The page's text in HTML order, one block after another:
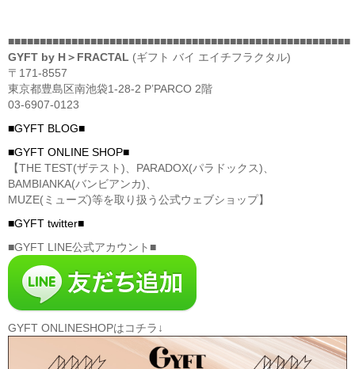
■■■■■■■■■■■■■■■■■■■■■■■■■■■■■■■■■■■■■■■■■■■■■■■■■■■■■■
GYFT by H＞FRACTAL (ギフト バイ エイチフラクタル)
〒171-8557
東京都豊島区南池袋1-28-2 P’PARCO 2階
03-6907-0123
■GYFT BLOG■
■GYFT ONLINE SHOP■
【THE TEST(ザテスト)、PARADOX(パラドックス)、
BAMBIANKA(バンビアンカ)、
MUZE(ミューズ)等を取り扱う公式ウェブショップ】
■GYFT twitter■
■GYFT LINE公式アカウント■
GYFT ONLINESHOPはコチラ↓